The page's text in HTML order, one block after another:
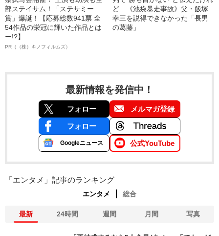
部ステイサム！「ステサミー
賞」爆誕！【応募総数941票 全
54作品の栄冠に輝いた作品とは
ー!?】
PR（（株）キノフィルムズ）
ど…《池袋暴走事故》父・飯塚
幸三を説得できなかった「長男
の葛藤」
最新情報を発信中！
フォロー メルマガ登録
フォロー
Googleニュース 公式YouTube
「エンタメ」記事のランキング
エンタメ 総合
最新 24時間 週間 月間 写真